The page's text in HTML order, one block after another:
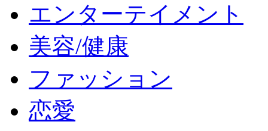
エンターテイメント
美容/健康
ファッション
恋愛